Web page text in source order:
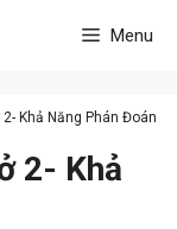
Menu
2- Khả Năng Phán Đoán
2- Khả